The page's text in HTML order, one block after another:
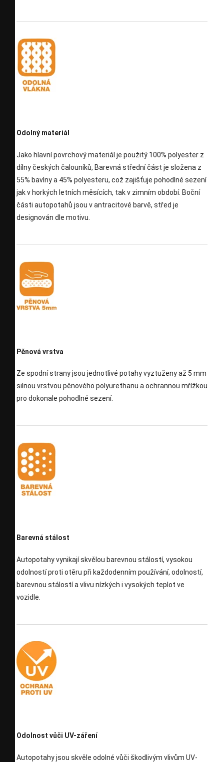
Odolný materiál
Jako hlavní povrchový materiál je použitý 100% polyester z
dílny českých čalouníků, Barevná střední část je složena z
55% bavlny a 45% polyesteru, což zajišťuje pohodlné sezení
jak v horkých letních měsících, tak v zimním období. Boční
části autopotahů jsou v antracitové barvě, střed je
designován dle motivu.
Pěnová vrstva
Ze spodní strany jsou jednotlivé potahy vyztuženy až 5 mm
silnou vrstvou pěnového polyurethanu a ochrannou mřížkou
pro dokonale pohodlné sezení.
Barevná stálost
Autopotahy vynikají skvělou barevnou stálostí, vysokou
odolností proti otěru při každodenním používání, odolností,
barevnou stálostí a vlivu nízkých i vysokých teplot ve
vozidle.
Odolnost vůči UV-záření
Autopotahy jsou skvěle odolné vůči škodlivým vlivům UV-